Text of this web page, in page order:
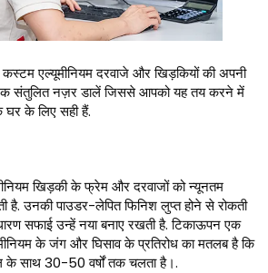
कस्टम एल्यूमीनियम दरवाजे और खिड़कियों की अपनी
संतुलित नज़र डालें जिससे आपको यह तय करने में
घर के लिए सही हैं.
खिड़की के फ्रेम और दरवाजों को न्यूनतम
है. उनकी पाउडर-लेपित फिनिश लुप्त होने से रोकती
सफाई उन्हें नया बनाए रखती है. टिकाऊपन एक
के जंग और घिसाव के प्रतिरोध का मतलब है कि
साथ 30-50 वर्षों तक चलता है।.